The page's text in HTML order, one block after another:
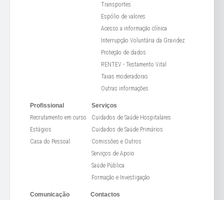
Transportes
Espólio de valores
Acesso a informação clínica
Interrupção Voluntária da Gravidez
Proteção de dados
RENTEV - Testamento Vital
Taxas moderadoras
Outras informações
Profissional
Recrutamento em curso
Estágios
Casa do Pessoal
Serviços
Cuidados de Saúde Hospitalares
Cuidados de Saúde Primários
Comissões e Outros
Serviços de Apoio
Saúde Pública
Formação e Investigação
Comunicação
Contactos